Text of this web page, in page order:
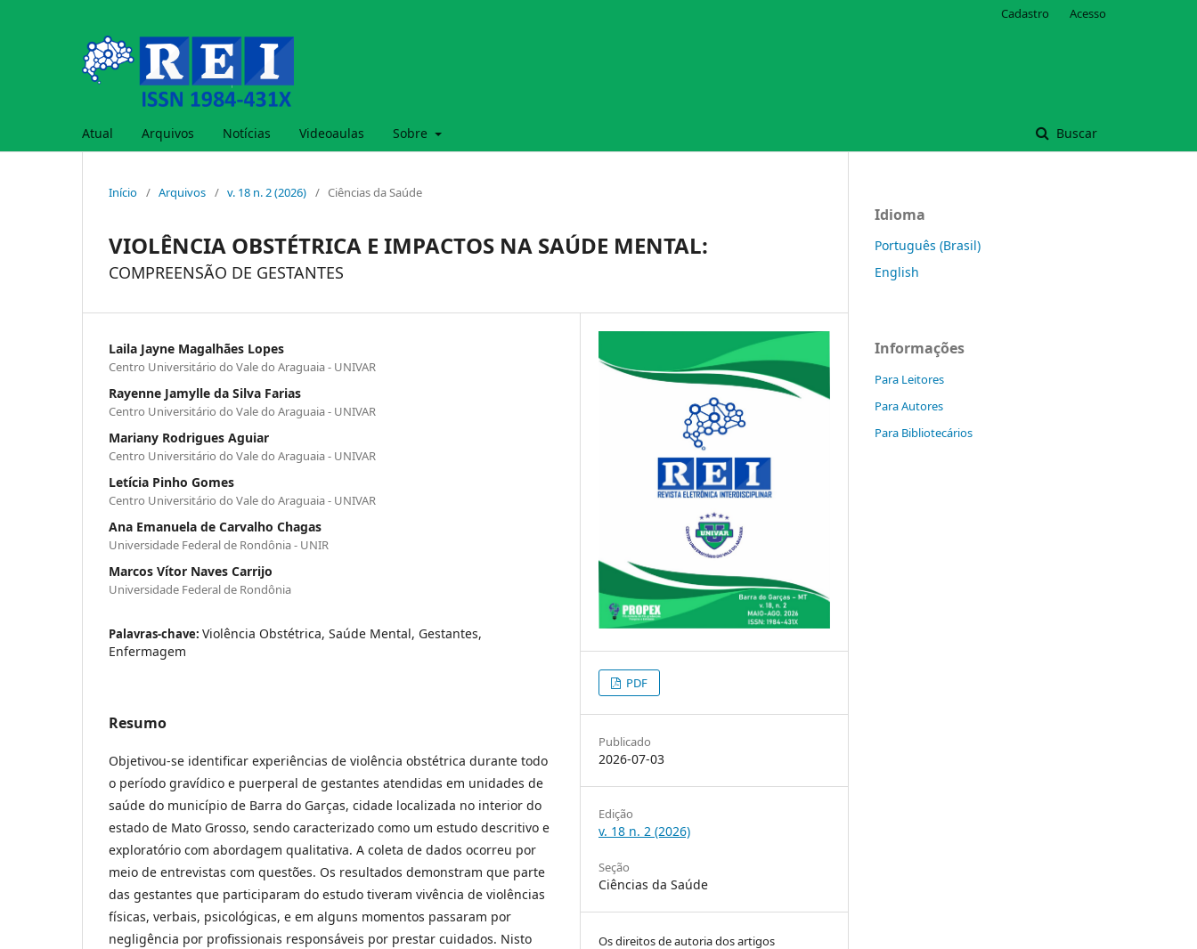
Atual Arquivos Notícias Videoaulas Sobre Buscar
Cadastro Acesso
Início / Arquivos / v. 18 n. 2 (2026) / Ciências da Saúde
VIOLÊNCIA OBSTÉTRICA E IMPACTOS NA SAÚDE MENTAL:
COMPREENSÃO DE GESTANTES
Laila Jayne Magalhães Lopes
Centro Universitário do Vale do Araguaia - UNIVAR
Rayenne Jamylle da Silva Farias
Centro Universitário do Vale do Araguaia - UNIVAR
Mariany Rodrigues Aguiar
Centro Universitário do Vale do Araguaia - UNIVAR
Letícia Pinho Gomes
Centro Universitário do Vale do Araguaia - UNIVAR
Ana Emanuela de Carvalho Chagas
Universidade Federal de Rondônia - UNIR
Marcos Vítor Naves Carrijo
Universidade Federal de Rondônia
Palavras-chave: Violência Obstétrica, Saúde Mental, Gestantes,
Enfermagem
Resumo
Objetivou-se identificar experiências de violência obstétrica durante todo
o período gravídico e puerperal de gestantes atendidas em unidades de
saúde do município de Barra do Garças, cidade localizada no interior do
estado de Mato Grosso, sendo caracterizado como um estudo descritivo e
exploratório com abordagem qualitativa. A coleta de dados ocorreu por
meio de entrevistas com questões. Os resultados demonstram que parte
das gestantes que participaram do estudo tiveram vivência de violências
físicas, verbais, psicológicas, e em alguns momentos passaram por
negligência por profissionais responsáveis por prestar cuidados. Nisto
PDF
Publicado
2026-07-03
Edição
v. 18 n. 2 (2026)
Seção
Ciências da Saúde
Os direitos de autoria dos artigos
Idioma
Português (Brasil)
English
Informações
Para Leitores
Para Autores
Para Bibliotecários